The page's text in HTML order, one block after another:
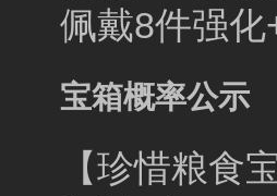
佩戴8件强
宝箱概率公示
【珍惜粮食